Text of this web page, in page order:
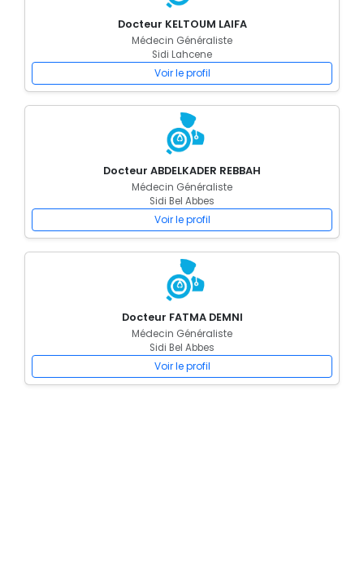
Docteur KELTOUM LAIFA
Médecin Généraliste
Sidi Lahcene
Voir le profil
Docteur ABDELKADER REBBAH
Médecin Généraliste
Sidi Bel Abbes
Voir le profil
Docteur FATMA DEMNI
Médecin Généraliste
Sidi Bel Abbes
Voir le profil